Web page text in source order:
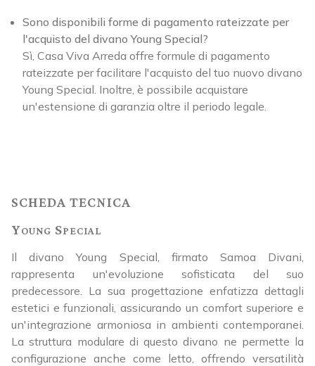
Sono disponibili forme di pagamento rateizzate per
l'acquisto del divano Young Special?
Sì, Casa Viva Arreda offre formule di pagamento
rateizzate per facilitare l'acquisto del tuo nuovo divano
Young Special. Inoltre, è possibile acquistare
un'estensione di garanzia oltre il periodo legale.
SCHEDA TECNICA
Young Special
Il divano Young Special, firmato Samoa Divani,
rappresenta un'evoluzione sofisticata del suo
predecessore. La sua progettazione enfatizza dettagli
estetici e funzionali, assicurando un comfort superiore e
un'integrazione armoniosa in ambienti contemporanei.
La struttura modulare di questo divano ne permette la
configurazione anche come letto, offrendo versatilità